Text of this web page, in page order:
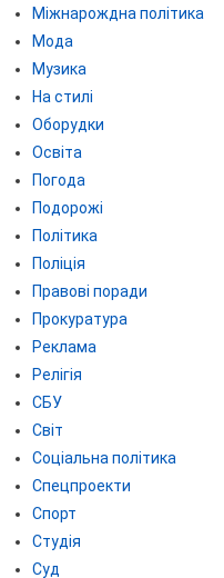
Міжнарождна політика
Мода
Музика
На стилі
Оборудки
Освіта
Погода
Подорожі
Політика
Поліція
Правові поради
Прокуратура
Реклама
Релігія
СБУ
Світ
Соціальна політика
Спецпроекти
Спорт
Студія
Суд